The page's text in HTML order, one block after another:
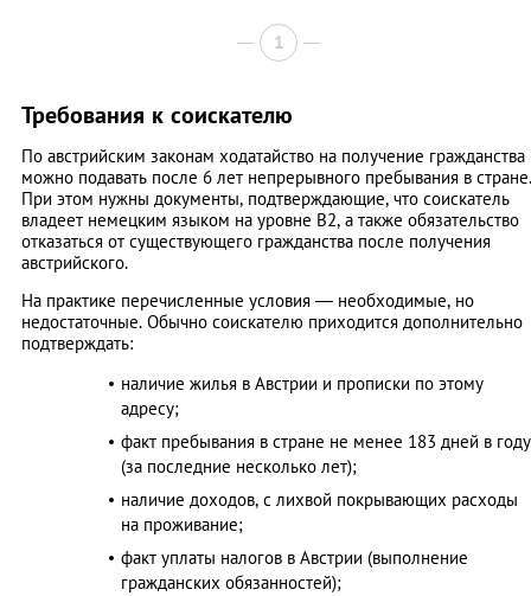
1
Требования к соискателю
По австрийским законам ходатайство на получение гражданства
можно подавать после 6 лет непрерывного пребывания в стране.
При этом нужны документы, подтверждающие, что соискатель
владеет немецким языком на уровне B2, а также обязательство
отказаться от существующего гражданства после получения
австрийского.
На практике перечисленные условия — необходимые, но
недостаточные. Обычно соискателю приходится дополнительно
подтверждать:
наличие жилья в Австрии и прописки по этому
адресу;
факт пребывания в стране не менее 183 дней в году
(за последние несколько лет);
наличие доходов, с лихвой покрывающих расходы
на проживание;
факт уплаты налогов в Австрии (выполнение
гражданских обязанностей);